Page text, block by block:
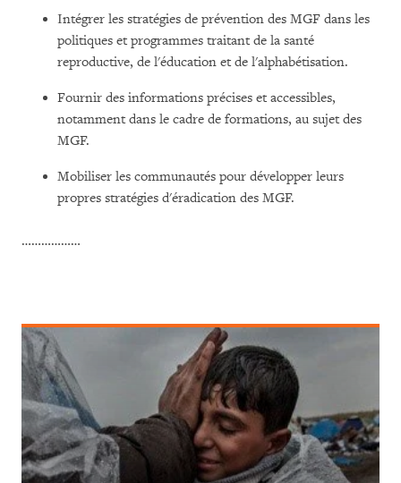
Intégrer les stratégies de prévention des MGF dans les
politiques et programmes traitant de la santé
reproductive, de l'éducation et de l'alphabétisation.
Fournir des informations précises et accessibles,
notamment dans le cadre de formations, au sujet des
MGF.
Mobiliser les communautés pour développer leurs
propres stratégies d'éradication des MGF.
………………